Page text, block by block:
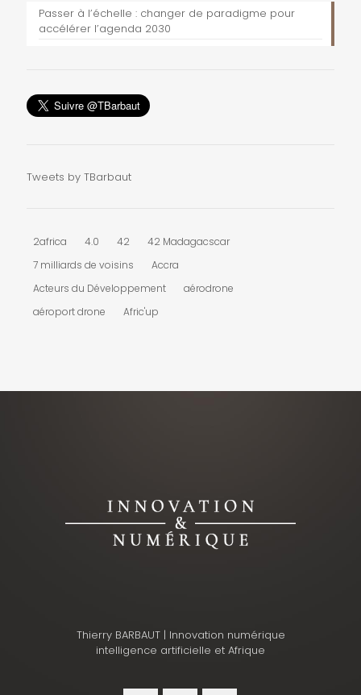
Passer à l’échelle : changer de paradigme pour
accélérer l’agenda 2030
Tweets by TBarbaut
2africa 4.0 42
42 Madagacscar
7 milliards de voisins
Accra
Acteurs du Développement
aérodrone
aéroport drone
Afric'up
Thierry BARBAUT | Innovation numérique
intelligence artificielle et Afrique